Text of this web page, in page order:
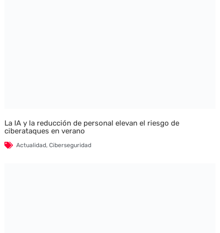
La IA y la reducción de personal elevan el riesgo de
ciberataques en verano
Actualidad, Ciberseguridad